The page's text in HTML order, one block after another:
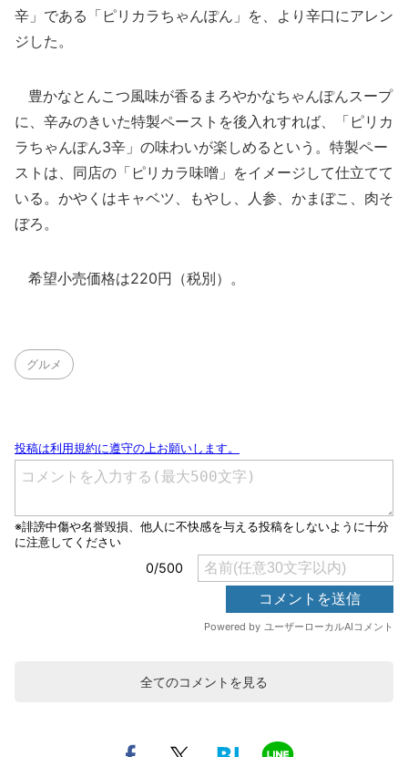
辛」である「ピリカラちゃんぽん」を、より辛口にアレン
ジした。
豊かなとんこつ風味が香るまろやかなちゃんぽんスープ
に、辛みのきいた特製ペーストを後入れすれば、「ピリカ
ラちゃんぽん3辛」の味わいが楽しめるという。特製ペー
ストは、同店の「ピリカラ味噌」をイメージして仕立てて
いる。かやくはキャベツ、もやし、人参、かまぼこ、肉そ
ぼろ。
希望小売価格は220円（税別）。
グルメ
全てのコメントを見る